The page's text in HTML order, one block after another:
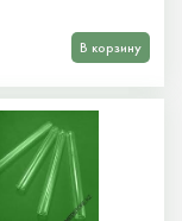
В корзину